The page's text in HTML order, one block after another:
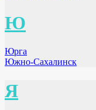
Ю
Юрга
Южно-Сахалинск
Я